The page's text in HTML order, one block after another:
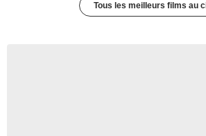
Tous les meilleurs films au